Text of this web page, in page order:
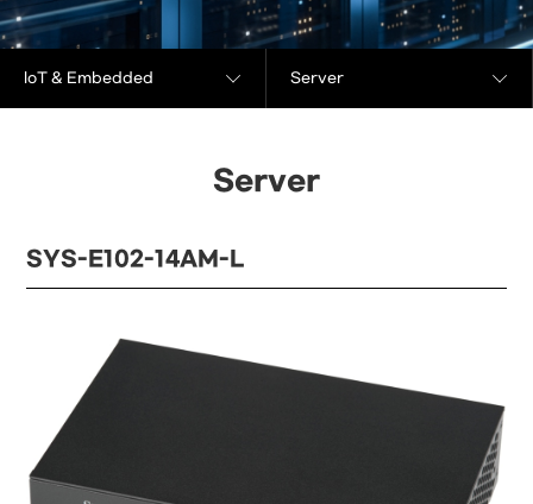
loT & Embedded Server
Server
SYS-E102-14AM-L